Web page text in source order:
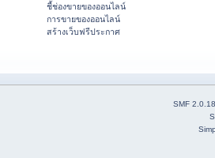
ชี้ช่องขายของออนไลน์
การขายของออนไลน์
สร้างเว็บฟรีประกาศ
SMF 2.0.18